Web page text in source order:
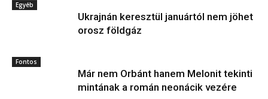
Egyéb
Ukrajnán keresztül januártól nem jöhet
orosz földgáz
Fontos
Már nem Orbánt hanem Melonit tekinti
mintának a román neonácik vezére